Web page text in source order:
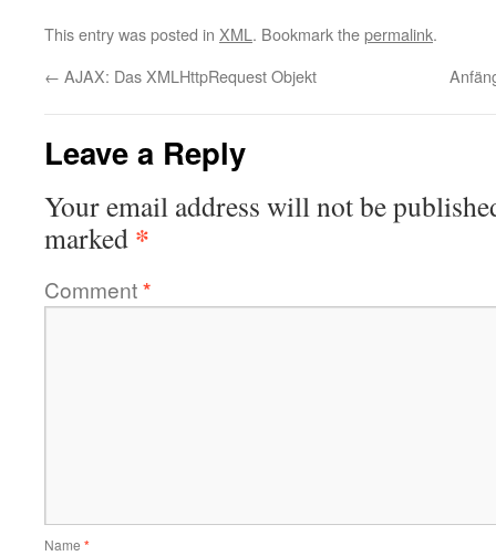
This entry was posted in XML . Bookmark thepermalink.
← AJAX: Das XMLHttpRequest Objekt
Leave a Reply
Your email address will not be
marked *
Comment*
Name *